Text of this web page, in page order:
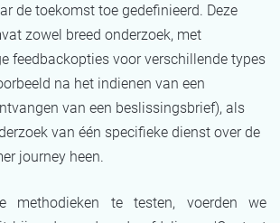
de toekomst toe gedefinieerd. Deze
zowel breed onderzoek, met
feedbackopties voor verschillende types
na het indienen van een
van een beslissingsbrief), als
van één specifieke dienst over de
journey heen.
methodieken te testen, voerden we